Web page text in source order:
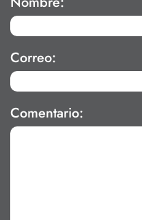
Correo:
Comentario: